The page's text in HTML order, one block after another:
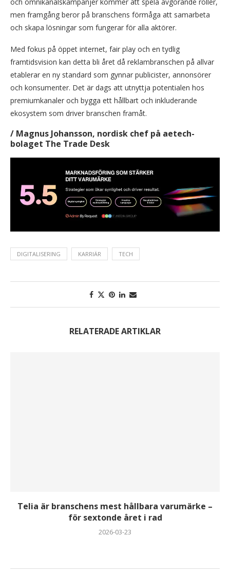
och omnikanalskampanjer kommer att spela avgörande roller,
men framgång beror på branschens förmåga att samarbeta
och skapa lösningar som fungerar för alla aktörer.
Med fokus på öppet internet, fair play och en tydlig
framtidsvision kan detta bli året då reklambranschen på allvar
etablerar en ny standard som gynnar publicister, annonsörer
och konsumenter. Det är dags att utnyttja potentialen hos
premiumkanaler och bygga ett hållbart och inkluderande
ekosystem som driver branschen framåt.
/ Magnus Johansson, nordisk chef på aetech-
bolaget The Trade Desk
DIGITALISERING KARRIÄR TECH
RELATERADE ARTIKLAR
Telia är branschens mest hållbara varumärke –
för sextonde året i rad
2026-03-23